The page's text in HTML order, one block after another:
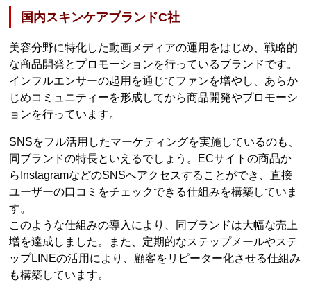
国内スキンケアブランドC社
美容分野に特化した動画メディアの運用をはじめ、戦略的
な商品開発とプロモーションを行っているブランドです。
インフルエンサーの起用を通じてファンを増やし、あらか
じめコミュニティーを形成してから商品開発やプロモーシ
ョンを行っています。
SNSをフル活用したマーケティングを実施しているのも、
同ブランドの特長といえるでしょう。ECサイトの商品か
らInstagramなどのSNSへアクセスすることができ、直接
ユーザーの口コミをチェックできる仕組みを構築していま
す。
このような仕組みの導入により、同ブランドは大幅な売上
増を達成しました。また、定期的なステップメールやステ
ップLINEの活用により、顧客をリピーター化させる仕組み
も構築しています。